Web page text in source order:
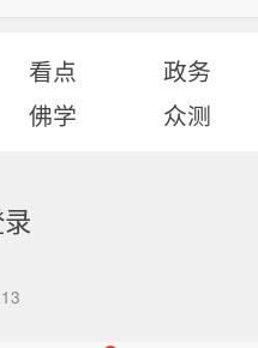
看点
政务
佛学 众测